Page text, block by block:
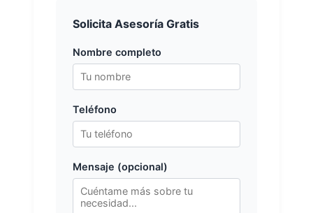
Solicita Asesoría Gratis
Nombre completo
Teléfono
Mensaje (opcional)